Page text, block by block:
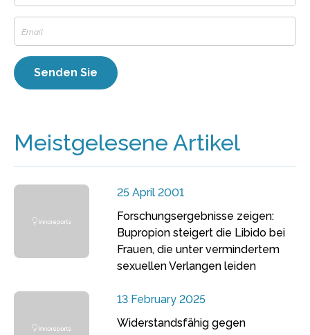
Meistgelesene Artikel
25 April 2001
Forschungsergebnisse zeigen:
Bupropion steigert die Libido bei
Frauen, die unter vermindertem
sexuellen Verlangen leiden
13 February 2025
Widerstandsfähig gegen